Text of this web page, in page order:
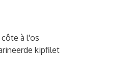
à l'os
kipfilet